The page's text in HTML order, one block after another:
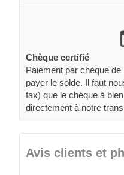
Chèque certifié
Paiement par chèque
payer le solde. Il faut
fax) que le chèque à
directement à notre
Avis clients et